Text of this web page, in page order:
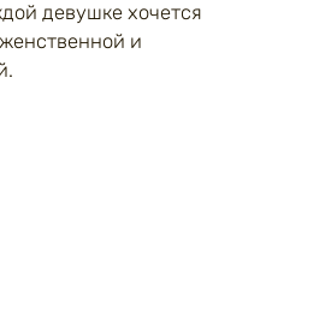
девушке хочется
и